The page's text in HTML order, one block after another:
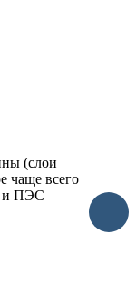
(слои
чаще всего
и ПЭС